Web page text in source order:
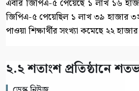
এবার জিপিএ-৫ পেয়েছে ১ লাখ ১৬
জিপিএ-৫ পেয়েছিল ১ লাখ ৩৯ হাজার
পাওয়া শিক্ষার্থীর সংখ্যা কমেছে ২২
২.২ শতাংশ প্রতিষ্ঠানে